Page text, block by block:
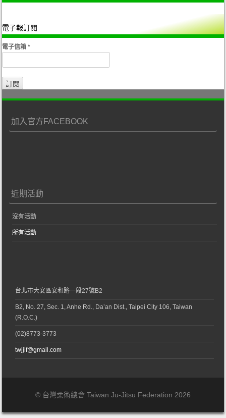
電子報訂閱
電子信箱*
加入官方FACEBOOK
近期活動
沒有活動
所有活動
台北市大安區安和路一段27號B2
B2, No. 27, Sec. 1, Anhe Rd., Da’an Dist., Taipei City 106, Taiwan
(R.O.C.)
(02)8773-3773
twjjif@gmail.com
© 台灣柔術總會 Taiwan Ju-Jitsu Federation 2026